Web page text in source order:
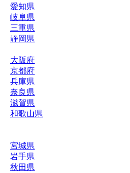
愛知県
岐阜県
三重県
静岡県
大阪府
京都府
兵庫県
奈良県
滋賀県
和歌山県
宮城県
岩手県
秋田県